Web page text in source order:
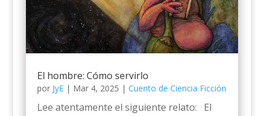
El hombre: Cómo servirlo
por JyE| Mar 4, 2025 | Cuento de Ciencia Ficción
Lee atentamente el siguiente relato: El